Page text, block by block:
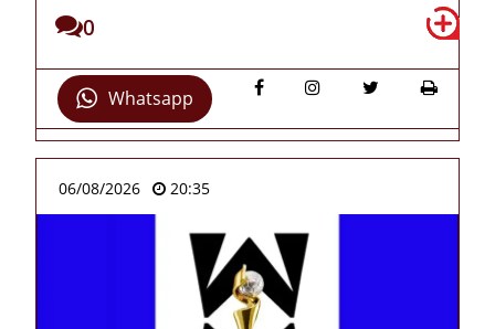
0
Whatsapp
06/08/2026 20:35